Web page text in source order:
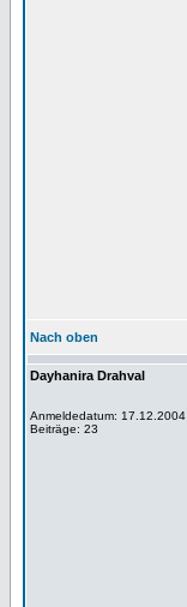
Nach oben
Dayhanira Drahval
Anmeldedatum: 17.12.2004
Beiträge: 23